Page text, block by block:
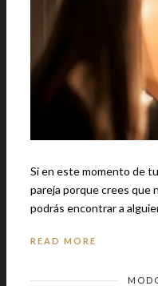
Si en este momento de
pareja porque crees que
podrás encontrar a
READ MORE